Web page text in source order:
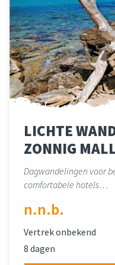
LICHTE
ZONNIG
Dagwandelingen voor
comfortabele hotels…
n.n.b.
Vertrek onbekend
8 dagen